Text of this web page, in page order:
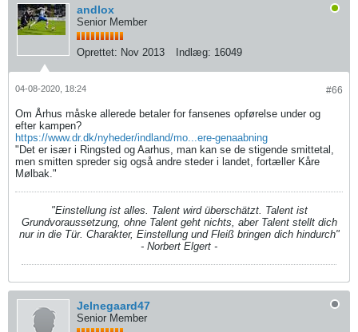
andlox
Senior Member
Oprettet: Nov 2013 Indlæg: 16049
#66
04-08-2020, 18:24
Om Århus måske allerede betaler for fansenes opførelse under og
efter kampen?
https://www.dr.dk/nyheder/indland/mo...ere-genaabning
"Det er især i Ringsted og Aarhus, man kan se de stigende smittetal,
men smitten spreder sig også andre steder i landet, fortæller Kåre
Mølbak."
"Einstellung ist alles. Talent wird überschätzt. Talent ist
Grundvoraussetzung, ohne Talent geht nichts, aber Talent stellt dich
nur in die Tür. Charakter, Einstellung und Fleiß bringen dich hindurch"
- Norbert Elgert -
Jelnegaard47
Senior Member